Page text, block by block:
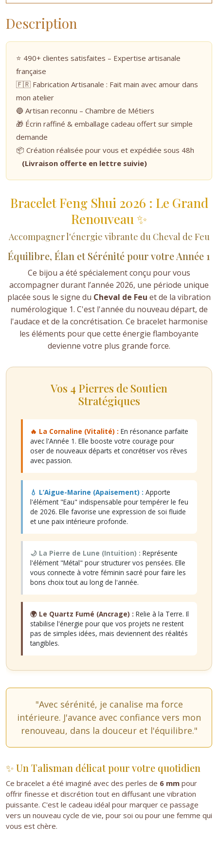
Description
⭐ 490+ clientes satisfaites – Expertise artisanale
française
🇫🇷 Fabrication Artisanale : Fait main avec amour dans
mon atelier
🔵 Artisan reconnu – Chambre de Métiers
🎁 Écrin raffiné & emballage cadeau offert sur simple
demande
📦 Création réalisée pour vous et expédiée sous 48h
(Livraison offerte en lettre suivie)
Bracelet Feng Shui 2026 : Le Grand
Renouveau ✨
Accompagner l'énergie vibrante du Cheval de Feu
Équilibre, Élan et Sérénité pour votre Année 1
Ce bijou a été spécialement conçu pour vous
accompagner durant l’année 2026, une période unique
placée sous le signe du Cheval de Feu et de la vibration
numérologique 1. C'est l'année du nouveau départ, de
l'audace et de la concrétisation. Ce bracelet harmonise
les éléments pour que cette énergie flamboyante
devienne votre plus grande force.
Vos 4 Pierres de Soutien
Stratégiques
🔥 La Cornaline (Vitalité) : En résonance parfaite
avec l'Année 1. Elle booste votre courage pour
oser de nouveaux départs et concrétiser vos rêves
avec passion.
💧 L’Aigue-Marine (Apaisement) : Apporte
l'élément "Eau" indispensable pour tempérer le feu
de 2026. Elle favorise une expression de soi fluide
et une paix intérieure profonde.
🌙 La Pierre de Lune (Intuition) : Représente
l'élément "Métal" pour structurer vos pensées. Elle
vous connecte à votre féminin sacré pour faire les
bons choix tout au long de l'année.
🌍 Le Quartz Fumé (Ancrage) : Relie à la Terre. Il
stabilise l'énergie pour que vos projets ne restent
pas de simples idées, mais deviennent des réalités
tangibles.
"Avec sérénité, je canalise ma force
intérieure. J'avance avec confiance vers mon
renouveau, dans la douceur et l'équilibre."
✨ Un Talisman délicat pour votre quotidien
Ce bracelet a été imaginé avec des perles de 6 mm pour
offrir finesse et discrétion tout en diffusant une vibration
puissante. C'est le cadeau idéal pour marquer ce passage
vers un nouveau cycle de vie, pour soi ou pour une femme qui
vous est chère.